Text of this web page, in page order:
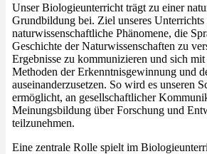
Unser Biologieunterricht trägt zu einer
Grundbildung bei. Ziel unseres Unterrichts
naturwissenschaftliche Phänomene, die
Geschichte der Naturwissenschaften zu
Ergebnisse zu kommunizieren und sich mit
Methoden der Erkenntnisgewinnung und
auseinanderzusetzen. So wird es unseren
ermöglicht, an gesellschaftlicher
Meinungsbildung über Forschung und
teilzunehmen.
Eine zentrale Rolle spielt im